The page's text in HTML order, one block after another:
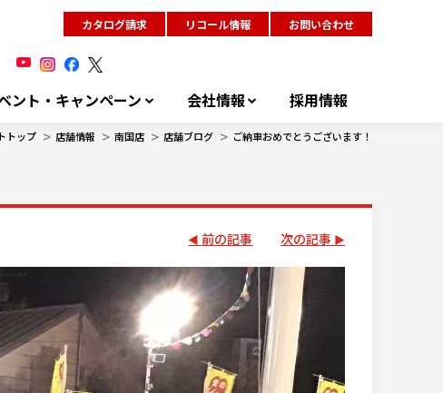
カタログ請求 リコール情報 お問い合わせ
ント・キャンペーン 会社情報 採用情報
トップ > 店舗情報 > 南国店 > 店舗ブログ > ご納車おめでとうございます！
前の記事 次の記事